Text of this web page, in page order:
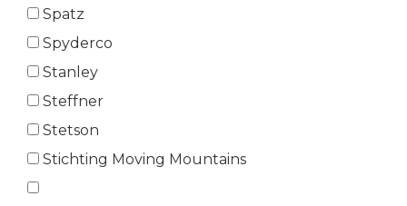
Spatz
Spyderco
Stanley
Steffner
Stetson
Stichting Moving Mountains